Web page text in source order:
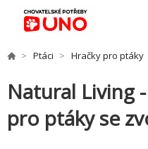
Ptáci Hračky pro ptáky
Natural Living
pro ptáky se